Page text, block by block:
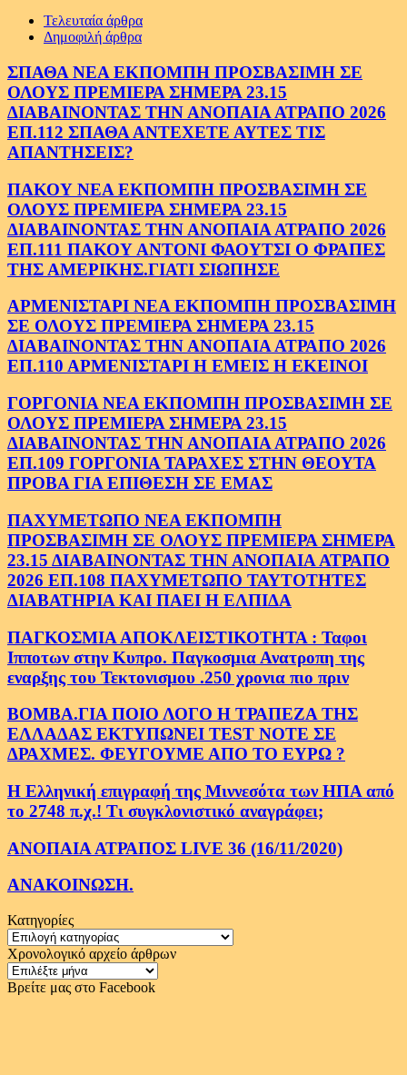
Τελευταία άρθρα
Δημοφιλή άρθρα
ΣΠΑΘΑ ΝΕΑ ΕΚΠΟΜΠΗ ΠΡΟΣΒΑΣΙΜΗ ΣΕ
ΟΛΟΥΣ ΠΡΕΜΙΕΡΑ ΣΗΜΕΡΑ 23.15
ΔΙΑΒΑΙΝΟΝΤΑΣ ΤΗΝ ΑΝΟΠΑΙΑ ΑΤΡΑΠΟ 2026
ΕΠ.112 ΣΠΑΘΑ ΑΝΤΕΧΕΤΕ ΑΥΤΕΣ ΤΙΣ
ΑΠΑΝΤΗΣΕΙΣ?
ΠΑΚΟΥ ΝΕΑ ΕΚΠΟΜΠΗ ΠΡΟΣΒΑΣΙΜΗ ΣΕ
ΟΛΟΥΣ ΠΡΕΜΙΕΡΑ ΣΗΜΕΡΑ 23.15
ΔΙΑΒΑΙΝΟΝΤΑΣ ΤΗΝ ΑΝΟΠΑΙΑ ΑΤΡΑΠΟ 2026
ΕΠ.111 ΠΑΚΟΥ ΑΝΤΟΝΙ ΦΑΟΥΤΣΙ Ο ΦΡΑΠΕΣ
ΤΗΣ ΑΜΕΡΙΚΗΣ.ΓΙΑΤΙ ΣΙΩΠΗΣΕ
ΑΡΜΕΝΙΣΤΑΡΙ ΝΕΑ ΕΚΠΟΜΠΗ ΠΡΟΣΒΑΣΙΜΗ
ΣΕ ΟΛΟΥΣ ΠΡΕΜΙΕΡΑ ΣΗΜΕΡΑ 23.15
ΔΙΑΒΑΙΝΟΝΤΑΣ ΤΗΝ ΑΝΟΠΑΙΑ ΑΤΡΑΠΟ 2026
ΕΠ.110 ΑΡΜΕΝΙΣΤΑΡΙ Η ΕΜΕΙΣ Η ΕΚΕΙΝΟΙ
ΓΟΡΓΟΝΙΑ ΝΕΑ ΕΚΠΟΜΠΗ ΠΡΟΣΒΑΣΙΜΗ ΣΕ
ΟΛΟΥΣ ΠΡΕΜΙΕΡΑ ΣΗΜΕΡΑ 23.15
ΔΙΑΒΑΙΝΟΝΤΑΣ ΤΗΝ ΑΝΟΠΑΙΑ ΑΤΡΑΠΟ 2026
ΕΠ.109 ΓΟΡΓΟΝΙΑ ΤΑΡΑΧΕΣ ΣΤΗΝ ΘΕΟΥΤΑ
ΠΡΟΒΑ ΓΙΑ ΕΠΙΘΕΣΗ ΣΕ ΕΜΑΣ
ΠΑΧΥΜΕΤΩΠΟ ΝΕΑ ΕΚΠΟΜΠΗ
ΠΡΟΣΒΑΣΙΜΗ ΣΕ ΟΛΟΥΣ ΠΡΕΜΙΕΡΑ ΣΗΜΕΡΑ
23.15 ΔΙΑΒΑΙΝΟΝΤΑΣ ΤΗΝ ΑΝΟΠΑΙΑ ΑΤΡΑΠΟ
2026 ΕΠ.108 ΠΑΧΥΜΕΤΩΠΟ ΤΑΥΤΟΤΗΤΕΣ
ΔΙΑΒΑΤΗΡΙΑ ΚΑΙ ΠΑΕΙ Η ΕΛΠΙΔΑ
ΠΑΓΚΟΣΜΙΑ ΑΠΟΚΛΕΙΣΤΙΚΟΤΗΤΑ : Ταφοι
Ιπποτων στην Κυπρο. Παγκοσμια Ανατροπη της
εναρξης του Τεκτονισμου .250 χρονια πιο πριν
ΒΟΜΒΑ.ΓΙΑ ΠΟΙΟ ΛΟΓΟ Η ΤΡΑΠΕΖΑ ΤΗΣ
ΕΛΛΑΔΑΣ ΕΚΤΥΠΩΝΕΙ TEST NOTE ΣΕ
ΔΡΑΧΜΕΣ. ΦΕΥΓΟΥΜΕ ΑΠΟ ΤΟ ΕΥΡΩ ?
Η Ελληνική επιγραφή της Μιννεσότα των ΗΠΑ από
το 2748 π.χ.! Τι συγκλονιστικό αναγράφει;
ΑΝΟΠΑΙΑ ΑΤΡΑΠΟΣ LIVE 36 (16/11/2020)
ΑΝΑΚΟΙΝΩΣΗ.
Κατηγορίες
Κατηγορίες
Χρονολογικό αρχείο άρθρων
Χρονολογικό
αρχείο
Βρείτε μας στο Facebook